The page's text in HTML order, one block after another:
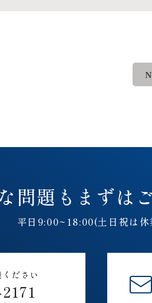
問題も まずは
平日9:00~18:00(土日祝は休
ださい